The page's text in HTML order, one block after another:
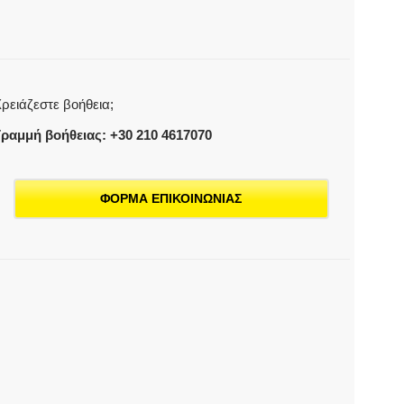
βοήθεια;
βοήθειας: +30 210 4617070
ΦΟΡΜΑ ΕΠΙΚΟΙΝΩΝΙΑΣ